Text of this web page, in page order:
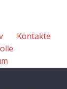
Kontakte